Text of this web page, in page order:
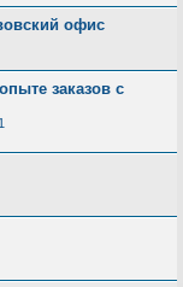
офис
заказов с